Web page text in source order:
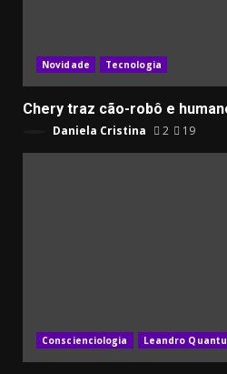
Novidade Tecnologia
Chery traz cão-robô e
Daniela Cristina 2 19
Conscienciologia Leandro